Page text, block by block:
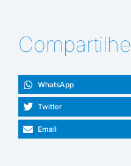
Compartilhe
WhatsApp
Twitter
Email